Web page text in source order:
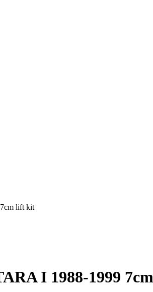
lift kit
I 1988-1999